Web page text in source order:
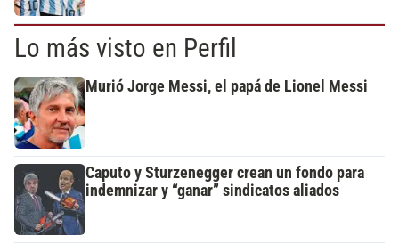
Lo más visto en Perfil
Murió Jorge Messi, el papá de Lionel Messi
Caputo y Sturzenegger crean un fondo para
indemnizar y “ganar” sindicatos aliados